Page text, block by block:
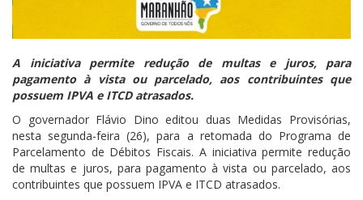
A iniciativa permite redução de multas e juros, para
pagamento à vista ou parcelado, aos contribuintes que
possuem IPVA e ITCD atrasados.
O governador Flávio Dino editou duas Medidas Provisórias,
nesta segunda-feira (26), para a retomada do Programa de
Parcelamento de Débitos Fiscais. A iniciativa permite redução
de multas e juros, para pagamento à vista ou parcelado, aos
contribuintes que possuem IPVA e ITCD atrasados.